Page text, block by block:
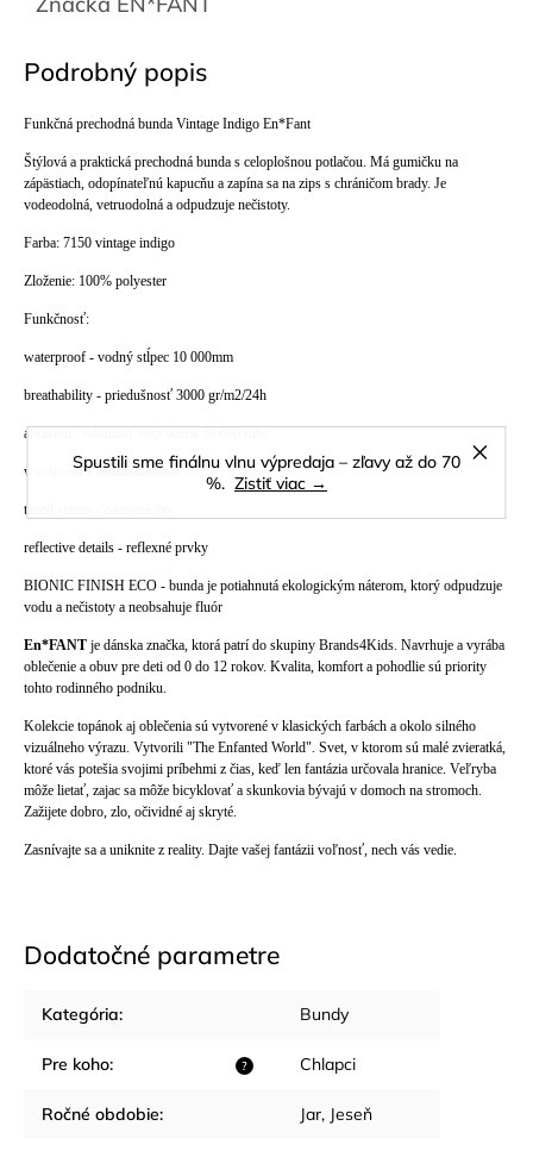
Spustili sme finálnu vlnu výpredaja – zľavy až do 70
%. Zistiť viac →
Podrobný popis
Funkčná prechodná bunda Vintage Indigo En*Fant
Štýlová a praktická prechodná bunda s celoplošnou potlačou. Má gumičku na
zápästiach, odopínateľnú kapucňu a zapína sa na zips s chráničom brady. Je
vodeodolná, vetruodolná a odpudzuje nečistoty.
Farba: 7150 vintage indigo
Zloženie: 100% polyester
Funkčnosť:
waterproof - vodný stĺpec 10 000mm
breathability - priedušnosť 3000 gr/m2/24h
abrasion - odolnosť voči oderu 30 000 rubs
windproof - vetruodolnosť
taped seams - zatavené švy
reflective details - reflexné prvky
BIONIC FINISH ECO - bunda je potiahnutá ekologickým náterom, ktorý odpudzuje
vodu a nečistoty a neobsahuje fluór
En*FANT je dánska značka, ktorá patrí do skupiny Brands4Kids. Navrhuje a vyrába
oblečenie a obuv pre deti od 0 do 12 rokov. Kvalita, komfort a pohodlie sú priority
tohto rodinného podniku.
Kolekcie topánok aj oblečenia sú vytvorené v klasických farbách a okolo silného
vizuálneho výrazu. Vytvorili "The Enfanted World". Svet, v ktorom sú malé zvieratká,
ktoré vás potešia svojimi príbehmi z čias, keď len fantázia určovala hranice. Veľryba
môže lietať, zajac sa môže bicyklovať a skunkovia bývajú v domoch na stromoch.
Zažijete dobro, zlo, očividné aj skryté.
Zasnívajte sa a uniknite z reality. Dajte vašej fantázii voľnosť, nech vás vedie.
Dodatočné parametre
Kategória: Bundy
?
Pre koho: Chlapci
Ročné obdobie: Jar, Jeseň